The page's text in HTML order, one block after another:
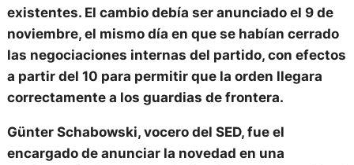
existentes. El cambio debía ser anunciado el 9 de
noviembre, el mismo día en que se habían cerrado
las negociaciones internas del partido, con efectos
a partir del 10 para permitir que la orden llegara
correctamente a los guardias de frontera.
Günter Schabowski, vocero del SED, fue el
encargado de anunciar la novedad en una